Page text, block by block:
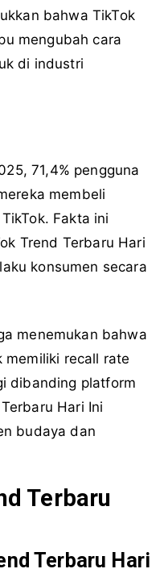
bahwa TikTok
mengubah cara
di industri
71,4% pengguna
membeli
Fakta ini
Trend Terbaru Hari
konsumen secara
menemukan bahwa
memiliki recall rate
dibanding platform
Hari Ini
budaya dan
Terbaru
Terbaru Hari